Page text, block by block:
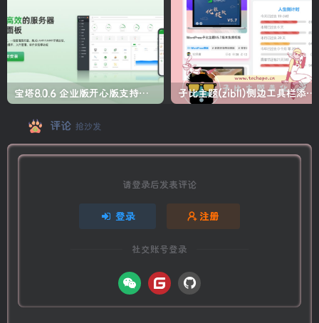
宝塔8.0.6 企业版开心版支持最新升级【一键脚本】 子比主题(zibll)侧边工具栏添加人生倒计时美化
评论 抢沙发
请登录后发表评论
登录 注册
社交账号登录